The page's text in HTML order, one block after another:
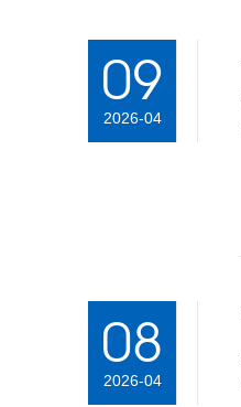
09
2026-04
08
2026-04